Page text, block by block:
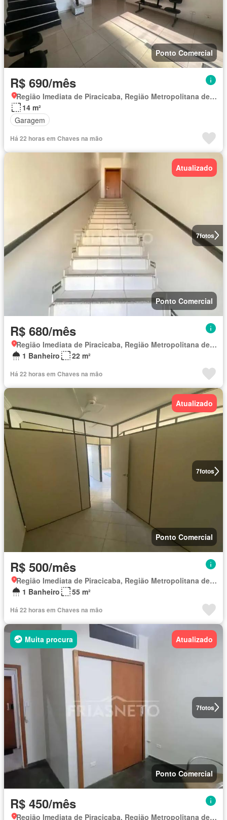
Ponto Comercial
R$ 690/mês
Região Imediata de Piracicaba, Região Metropolitana de Piracicaba
14 m²
Garagem
Há 22 horas em Chaves na mão
7fotos
Atualizado
Ponto Comercial
R$ 680/mês
Região Imediata de Piracicaba, Região Metropolitana de Piracicaba
1 Banheiro
22 m²
Há 22 horas em Chaves na mão
7fotos
Atualizado
Ponto Comercial
R$ 500/mês
Região Imediata de Piracicaba, Região Metropolitana de Piracicaba
1 Banheiro
55 m²
Há 22 horas em Chaves na mão
7fotos
Muita procura Atualizado
Ponto Comercial
R$ 450/mês
Região Imediata de Piracicaba, Região Metropolitana de Piracicaba